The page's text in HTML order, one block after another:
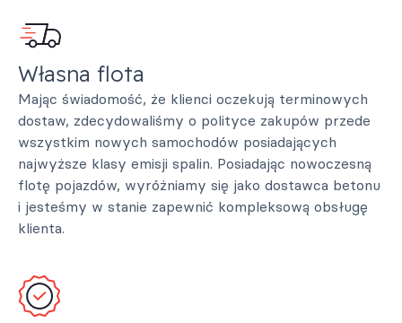
Własna flota
Mając świadomość, że klienci oczekują terminowych
dostaw, zdecydowaliśmy o polityce zakupów przede
wszystkim nowych samochodów posiadających
najwyższe klasy emisji spalin. Posiadając nowoczesną
flotę pojazdów, wyróżniamy się jako dostawca betonu
i jesteśmy w stanie zapewnić kompleksową obsługę
klienta.